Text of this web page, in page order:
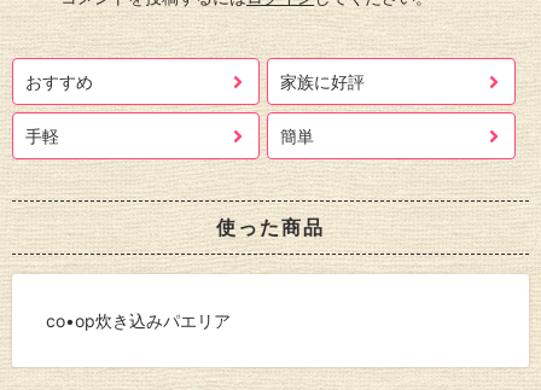
おすすめ 家族に好評
手軽 簡単
使った商品
co•op炊き込みパエリア